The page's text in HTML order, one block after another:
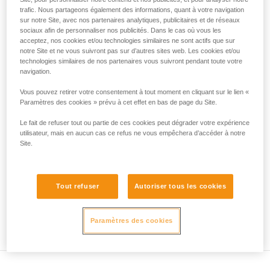
liées à votre activité. Il peut en exister d’autres
que nous ne décrivons pas ici.
Des précautions sont donc impératives :
- Contre-assurage des deux personnes hissées.
- Maintien de la corde tendue en permanence, la moindre
boucle de mou représente une hauteur de chute potentielle,
donc un danger.
trafic. Nous partageons également des informations, quant à votre navigation
sur notre Site, avec nos partenaires analytiques, publicitaires et de réseaux
sociaux afin de personnaliser nos publicités. Dans le cas où vous les
acceptez, nos cookies et/ou technologies similaires ne sont actifs que sur
notre Site et ne vous suivront pas sur d’autres sites web. Les cookies et/ou
technologies similaires de nos partenaires vous suivront pendant toute votre
navigation.
Vous pouvez retirer votre consentement à tout moment en cliquant sur le lien «
Paramètres des cookies » prévu à cet effet en bas de page du Site.
Le fait de refuser tout ou partie de ces cookies peut dégrader votre expérience
utilisateur, mais en aucun cas ce refus ne vous empêchera d’accéder à notre
Site.
Tout refuser Autoriser tous les cookies
Paramètres des cookies